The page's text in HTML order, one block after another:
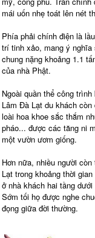
mái uốn nhẹ toát lên nét
Phía phải chính điện là
trí tinh xảo, mang ý
chung nặng khoảng 1.1
của nhà Phật.
Ngoài quần thể công
Lâm Đà Lạt du khách
loài hoa khoe sắc thắm
pháo... được các tăng ni
một vườn ươm giống.
Hơn nữa, nhiều người
Lạt trong khoảng thời
ở nhà khách hai tầng
Sớm tối họ được nghe
đọng giữa đời thường.